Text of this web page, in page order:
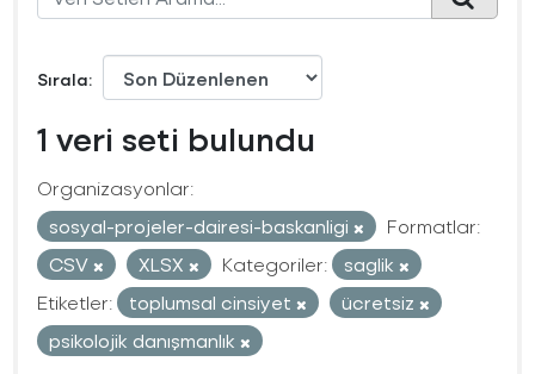
Sırala
1 veri seti bulundu
Organizasyonlar:
sosyal-projeler-dairesi-baskanligi
Formatlar:
CSV
XLSX Kategoriler:
saglik
Etiketler:
toplumsal cinsiyet
ücretsiz
psikolojik danışmanlık